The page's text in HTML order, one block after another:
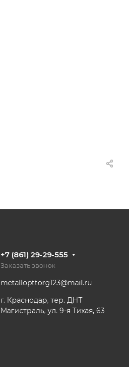
+7 (861) 29-29-555
Заказать звонок
metallopttorg123@mail.ru
г. Краснодар, тер. ДНТ
Магистраль, ул. 9-я Тихая, 63